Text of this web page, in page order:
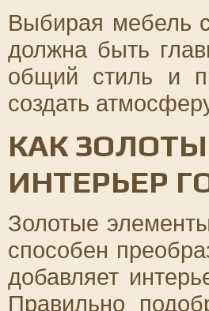
Выбирая мебель
должна быть
общий стиль и
создать
КАК
ИНТЕРЬЕР
Золотые
способен
добавляет
Правильно